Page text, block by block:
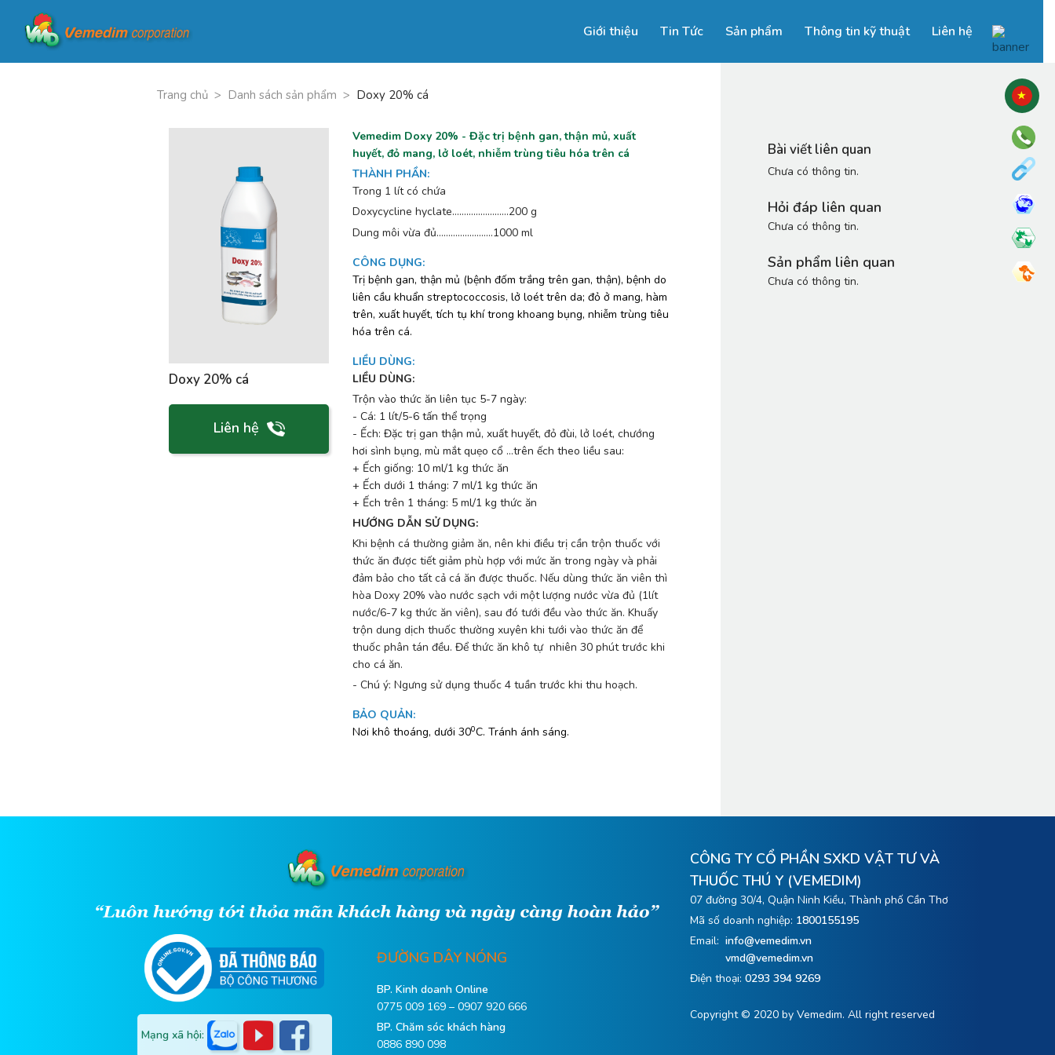
Giới thiệu Tin Tức Sản phẩm Thông tin kỹ thuật Liên hệ
Trang chủ > Danh sách sản phẩm > Doxy 20% cá
Doxy 20% cá
Liên hệ
Vemedim Doxy 20% - Đặc trị bệnh gan, thận mủ, xuất
huyết, đỏ mang, lở loét, nhiễm trùng tiêu hóa trên cá
THÀNH PHẦN:
Trong 1 lít có chứa
Doxycycline hyclate…………………...200 g
Dung môi vừa đủ……………………1000 ml
CÔNG DỤNG:
Trị bệnh gan, thận mủ (bệnh đốm trắng trên gan, thận), bệnh do
liên cầu khuẩn streptococcosis, lở loét trên da; đỏ ở mang, hàm
trên, xuất huyết, tích tụ khí trong khoang bụng, nhiễm trùng tiêu
hóa trên cá.
LIỀU DÙNG:
LIỀU DÙNG:
Trộn vào thức ăn liên tục 5-7 ngày:
- Cá: 1 lít/5-6 tấn thể trọng
- Ếch: Đặc trị gan thận mủ, xuất huyết, đỏ đùi, lở loét, chướng
hơi sình bụng, mù mắt quẹo cổ …trên ếch theo liều sau:
+ Ếch giống: 10 ml/1 kg thức ăn
+ Ếch dưới 1 tháng: 7 ml/1 kg thức ăn
+ Ếch trên 1 tháng: 5 ml/1 kg thức ăn
HƯỚNG DẪN SỬ DỤNG:
Khi bệnh cá thường giảm ăn, nên khi điều trị cần trộn thuốc với
thức ăn được tiết giảm phù hợp với mức ăn trong ngày và phải
đảm bảo cho tất cả cá ăn được thuốc. Nếu dùng thức ăn viên thì
hòa Doxy 20% vào nước sạch với một lượng nước vừa đủ (1lít
nước/6-7 kg thức ăn viên), sau đó tưới đều vào thức ăn. Khuấy
trộn dung dịch thuốc thường xuyên khi tưới vào thức ăn để
thuốc phân tán đều. Để thức ăn khô tự nhiên 30 phút trước khi
cho cá ăn.
- Chú ý: Ngưng sử dụng thuốc 4 tuần trước khi thu hoạch.
BẢO QUẢN:
Nơi khô thoáng, dưới 300C. Tránh ánh sáng.
Bài viết liên quan
Chưa có thông tin.
Hỏi đáp liên quan
Chưa có thông tin.
Sản phẩm liên quan
Chưa có thông tin.
Mạng xã hội:
ĐƯỜNG DÂY NÓNG
BP. Kinh doanh Online
0775 009 169 – 0907 920 666
BP. Chăm sóc khách hàng
0886 890 098
CÔNG TY CỔ PHẦN SXKD VẬT TƯ VÀ
THUỐC THÚ Y (VEMEDIM)
07 đường 30/4, Quận Ninh Kiều, Thành phố Cần Thơ
Mã số doanh nghiệp: 1800155195
Email: info@vemedim.vn
vmd@vemedim.vn
Điện thoại: 0293 394 9269
Copyright © 2020 by Vemedim. All right reserved